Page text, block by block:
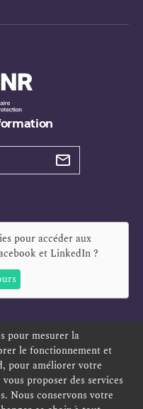
pour accéder aux
et LinkedIn?
SIGNALEMENT
CONFIDENTIALITÉ
pour mesurer la
le fonctionnement et
pour améliorer votre
proposer des services
Nous conservons votre